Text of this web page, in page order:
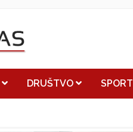
DRUŠTVO SPORT